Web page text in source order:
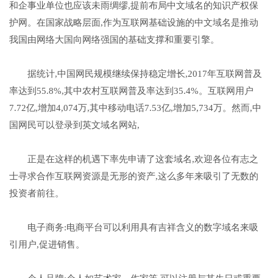
和企事业单位也应该未雨绸缪,提前布局中文域名的知识产权保
护网。在国家战略层面,作为互联网基础设施的中文域名是推动
我国由网络大国向网络强国的基础支撑和重要引擎。
据统计,中国网民规模继续保持稳定增长,2017年互联网普及
率达到55.8%,其中农村互联网普及率达到35.4%。互联网用户
7.72亿,增加4,074万,其中移动电话7.53亿,增加5,734万。然而,中
国网民可以登录到英文域名网站,
正是在这样的机遇下率先申请了这套域名,欢迎各位有志之
士寻求合作互联网资源是无形的资产,这么多年来吸引了无数的
投资者前往。
电子商务:电商平台可以利用具有吉祥含义的数字域名来吸
引用户,促进销售。